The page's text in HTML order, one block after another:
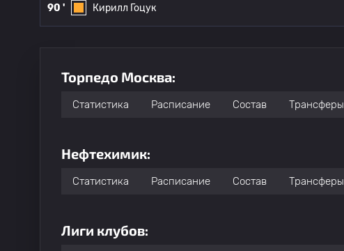
90 ' Кирилл Гоцук
Торпедо Москва:
Статистика Расписание Состав Трансферы
Нефтехимик:
Статистика Расписание Состав Трансферы
Лиги клубов: